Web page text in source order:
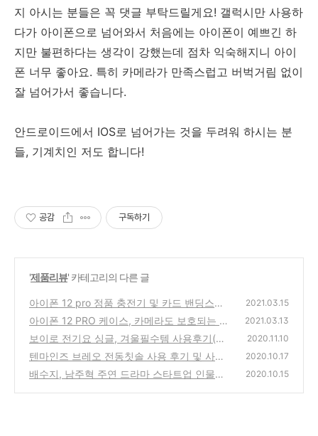
지 아시는 분들은 꼭 댓글 부탁드릴게요! 갤럭시만 사용하
다가 아이폰으로 넘어와서 처음에는 아이폰이 예쁘긴 하
지만 불편하다는 생각이 강했는데 점차 익숙해지니 아이
폰 너무 좋아요. 특히 카메라가 만족스럽고 버벅거림 없이
잘 넘어가서 좋습니다.
안드로이드에서 IOS로 넘어가는 것을 두려워 하시는 분
들, 기계치인 저도 합니다!
공감 구독하기
'제품리뷰' 카테고리의 다른 글
아이폰 12 pro 정품 충전기 및 카드 밴딩스트
랩 구매후기
(0)
2021.03.15
아이폰 12 PRO 케이스, 카메라도 보호되는 슈
피겐 구매후기
(0)
2021.03.13
보이로 전기요 싱글, 겨울필수템 사용후기(내
돈내산)
(0)
2020.11.10
텐마인즈 브레오 전동칫솔 사용 후기 및 사용
방법
(0)
2020.10.17
배수지, 남주혁 주연 드라마 스타트업 인물관
2020.10.15